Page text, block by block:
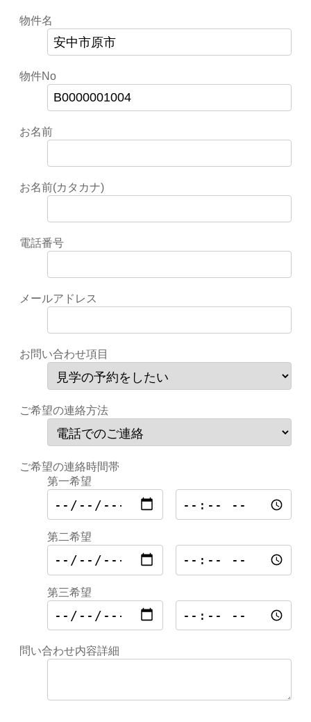
物件名
物件No
お名前
お名前(カタカナ)
電話番号
メールアドレス
お問い合わせ項目
ご希望の連絡方法
ご希望の連絡時間帯
第一希望
第二希望
第三希望
問い合わせ内容詳細